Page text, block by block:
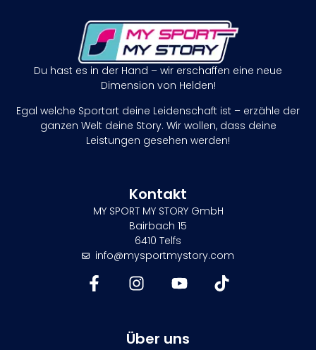
Du hast es in der Hand – wir erschaffen eine neue
Dimension von Helden!
Egal welche Sportart deine Leidenschaft ist – erzähle der
ganzen Welt deine Story. Wir wollen, dass deine
Leistungen gesehen werden!
Kontakt
MY SPORT MY STORY GmbH
Bairbach 15
6410 Telfs
info@mysportmystory.com
Über uns